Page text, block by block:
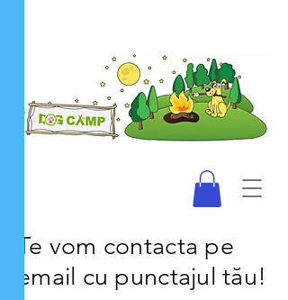
Te vom contacta pe
email cu punctajul tău!